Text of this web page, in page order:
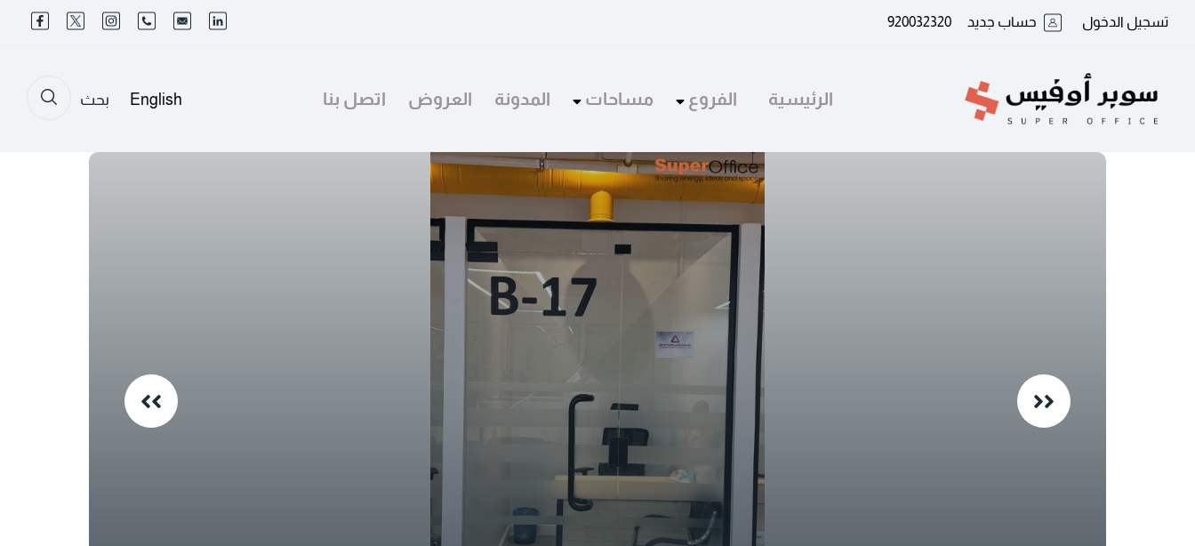
920032320 حساب جديد تسجيل الدخول
الرئيسية الفروع مساحات المدونة العروض اتصل بنا English بحث